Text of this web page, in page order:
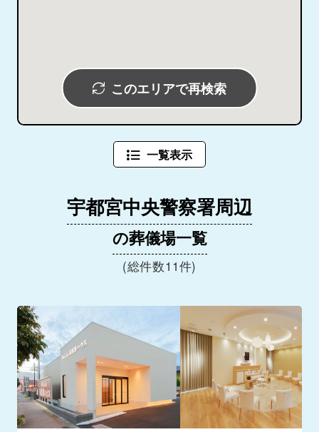
このエリアで再検索
一覧表示
宇都宮中央警察署周辺
の葬儀場一覧
(総件数11件)